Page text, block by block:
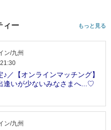
ィー もっと見る
ン/九州
♪／【オンラインマッチング】
逢いが少ないみなさまへ...♡
ン/九州